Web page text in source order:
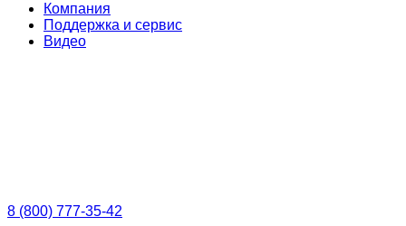
Компания
Поддержка и сервис
Видео
8 (800) 777-35-42